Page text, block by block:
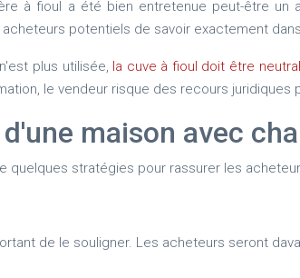
à fioul a été bien entretenue peut-être
potentiels de savoir exactement
plus utilisée, la cuve à fioul doit être
le vendeur risque des recours juridiques
maison avec
quelques stratégies pour rassurer les
de le souligner. Les acheteurs seront